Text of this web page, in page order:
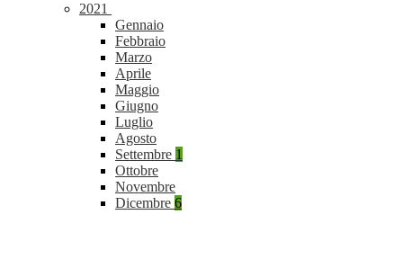
2021
Gennaio
Febbraio
Marzo
Aprile
Maggio
Giugno
Luglio
Agosto
Settembre 1
Ottobre
Novembre
Dicembre 6